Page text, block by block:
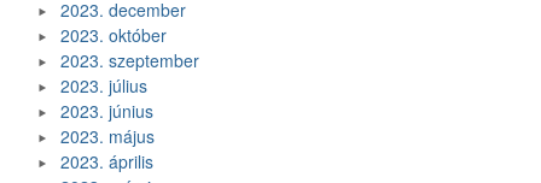
2023. december
2023. október
2023. szeptember
2023. július
2023. június
2023. május
2023. április